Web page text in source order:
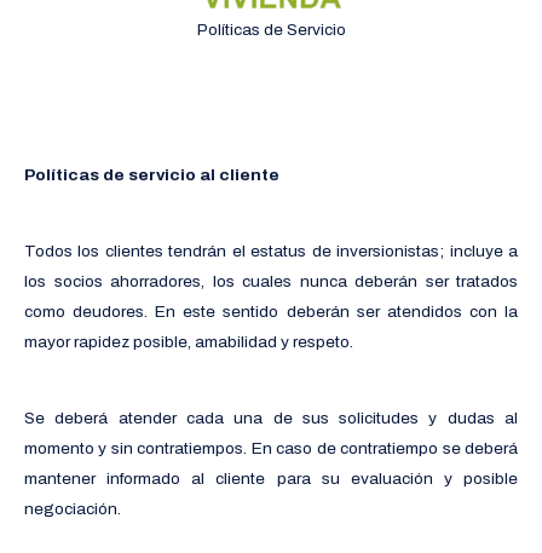
Políticas de Servicio
Políticas de servicio al cliente
Todos los clientes tendrán el estatus de inversionistas; incluye a
los socios ahorradores, los cuales nunca deberán ser tratados
como deudores. En este sentido deberán ser atendidos con la
mayor rapidez posible, amabilidad y respeto.
Se deberá atender cada una de sus solicitudes y dudas al
momento y sin contratiempos. En caso de contratiempo se deberá
mantener informado al cliente para su evaluación y posible
negociación.